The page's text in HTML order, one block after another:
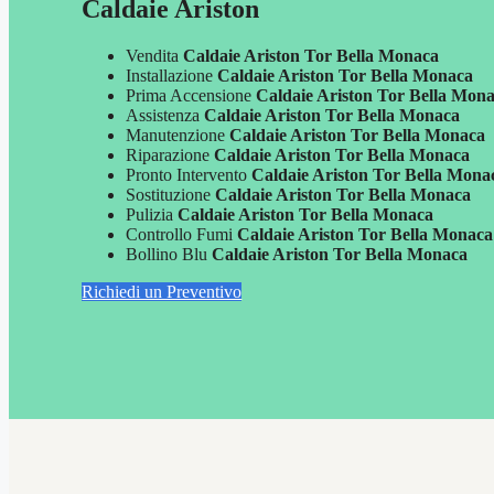
Caldaie Ariston
VenditaCaldaie Ariston Tor Bella Monaca
InstallazioneCaldaie Ariston Tor Bella Monaca
Prima AccensioneCaldaie Ariston Tor Bella
AssistenzaCaldaie Ariston Tor Bella Monaca
ManutenzioneCaldaie Ariston Tor Bella Monaca
RiparazioneCaldaie Ariston Tor Bella Monaca
Pronto InterventoCaldaie Ariston Tor Bella
SostituzioneCaldaie Ariston Tor Bella Monaca
PuliziaCaldaie Ariston Tor Bella Monaca
Controllo FumiCaldaie Ariston Tor Bella Monaca
Bollino BluCaldaie Ariston Tor Bella Monaca
Richiedi un Preventivo